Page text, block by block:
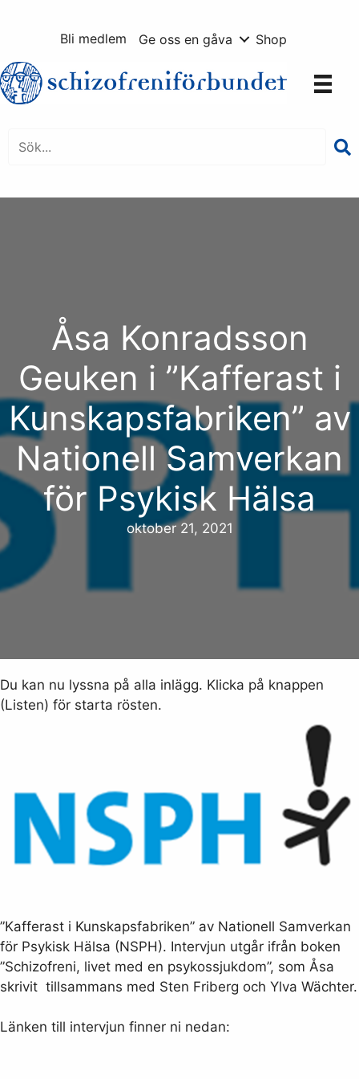
Bli medlem Ge oss en gåva Shop
Åsa Konradsson
Geuken i ”Kafferast i
Kunskapsfabriken” av
Nationell Samverkan
för Psykisk Hälsa
oktober 21, 2021
Du kan nu lyssna på alla inlägg. Klicka på knappen
(Listen) för starta rösten.
”Kafferast i Kunskapsfabriken” av Nationell Samverkan
för Psykisk Hälsa (NSPH). Intervjun utgår ifrån boken
”Schizofreni, livet med en psykossjukdom”, som Åsa
skrivit tillsammans med Sten Friberg och Ylva Wächter.
Länken till intervjun finner ni nedan: